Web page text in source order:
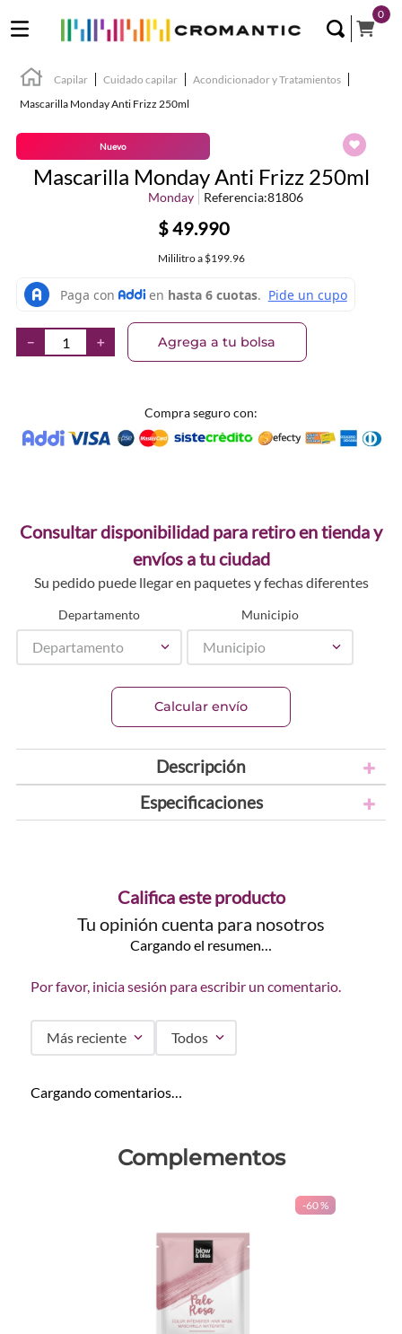
0
Capilar Cuidado capilar
Acondicionador y Tratamientos
Mascarilla Monday Anti Frizz 250ml
Nuevo
Mascarilla Monday Anti Frizz 250ml
Monday Referencia:81806
$49.990
Mililitroa $199.96
＋
－ Agrega a tu bolsa
Compra seguro con:
Consultar disponibilidad para retiro en tienda y
envíos a tu ciudad
Su pedido puede llegar en paquetes y fechas diferentes
Departamento
Departamento
Municipio
Municipio
Calcular envío
Descripción
Especificaciones
Califica este producto
Tu opinión cuenta para nosotros
Cargando el resumen…
Por favor, inicia sesión para escribir un comentario.
Más reciente Todos
Cargando comentarios…
Complementos
-60 %